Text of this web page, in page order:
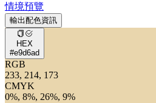
情境預覽
輸出配色資訊
HEX
#e9d6ad
RGB
233, 214, 173
CMYK
0%, 8%, 26%, 9%